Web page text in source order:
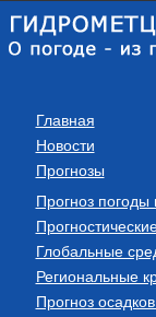
Главная
Новости
Прогнозы
Прогноз
Глобальные
Региональные
Прогноз